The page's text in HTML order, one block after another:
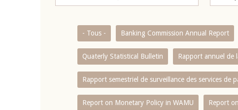
- Tous - Banking Commission Annual Report
Quaterly Statistical Bulletin Rapport annuel de
Rapport semestriel de surveillance des services de
Report on Monetary Policy in WAMU Report